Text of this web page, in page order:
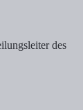
des